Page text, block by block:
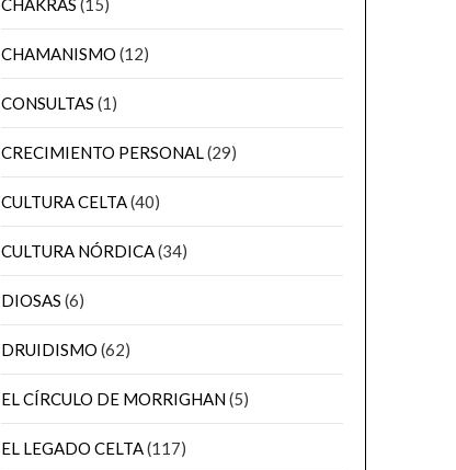
CHAKRAS (15)
CHAMANISMO (12)
CONSULTAS (1)
CRECIMIENTO PERSONAL(29)
CULTURA CELTA(40)
CULTURA NÓRDICA(34)
DIOSAS (6)
DRUIDISMO (62)
EL CÍRCULO DE MORRIGHAN(5)
EL LEGADO CELTA(117)